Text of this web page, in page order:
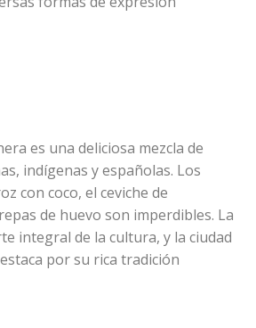
es una deliciosa mezcla de
indígenas y españolas. Los
con coco, el ceviche de
de huevo son imperdibles. La
integral de la cultura, y la ciudad
por su rica tradición